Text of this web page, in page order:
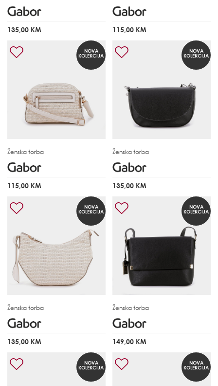
135,00 KM 115,00 KM
NOVA
KOLEKCIJA
Ženska torba
115,00 KM
NOVA
KOLEKCIJA
Ženska torba
135,00 KM
NOVA
KOLEKCIJA
Ženska torba
135,00 KM
NOVA
KOLEKCIJA
Ženska torba
149,00 KM
NOVA
KOLEKCIJA
NOVA
KOLEKCIJA